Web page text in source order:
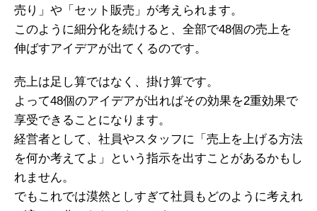
売り」や「セット販売」が考えられます。
このように細分化を続けると、全部で48個の売上を
伸ばすアイデアが出てくるのです。
売上は足し算ではなく、掛け算です。
よって48個のアイデアが出ればその効果を2重効果で
享受できることになります。
経営者として、社員やスタッフに「売上を上げる方法
を何か考えてよ」という指示を出すことがあるかもし
れません。
でもこれでは漠然としすぎて社員もどのように考えれ